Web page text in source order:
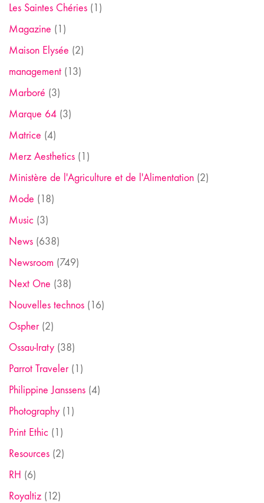
Les Saintes Chéries (1)
Magazine (1)
Maison Elysée (2)
management (13)
Marboré (3)
Marque 64 (3)
Matrice (4)
Merz Aesthetics (1)
Ministère de l'Agriculture et de l'Alimentation (2)
Mode (18)
Music (3)
News (638)
Newsroom (749)
Next One (38)
Nouvelles technos (16)
Ospher(2)
Ossau-Iraty (38)
Parrot Traveler(1)
Philippine Janssens (4)
Photography (1)
Print Ethic (1)
Resources (2)
RH (6)
Royaltiz (12)